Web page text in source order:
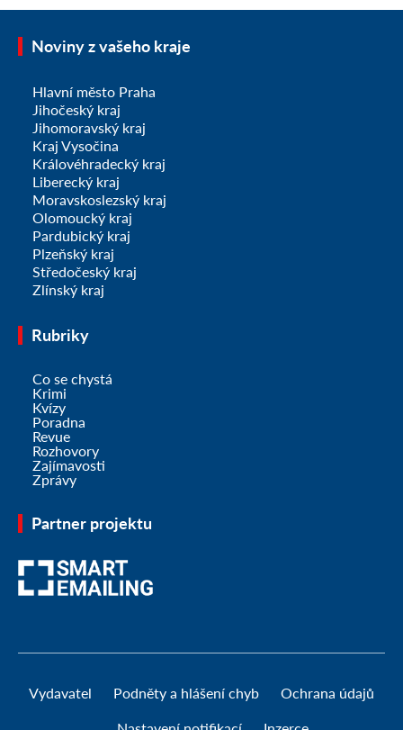
Noviny z vašeho kraje
Hlavní město Praha
Jihočeský kraj
Jihomoravský kraj
Kraj Vysočina
Královéhradecký kraj
Liberecký kraj
Moravskoslezský kraj
Olomoucký kraj
Pardubický kraj
Plzeňský kraj
Středočeský kraj
Zlínský kraj
Rubriky
Co se chystá
Krimi
Kvízy
Poradna
Revue
Rozhovory
Zajímavosti
Zprávy
Partner projektu
Vydavatel Podněty a hlášení chyb Ochrana údajů